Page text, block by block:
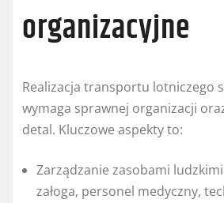
organizacyjne
Realizacja transportu lotniczego
wymaga sprawnej organizacji
detal. Kluczowe aspekty to:
Zarządzanie zasobami
załoga, personel medyczny,